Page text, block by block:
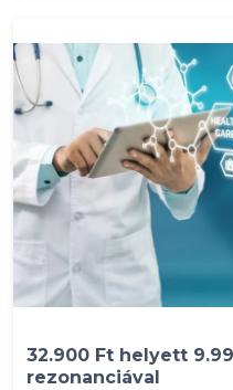
32.900 Ft helyett
rezonanciával